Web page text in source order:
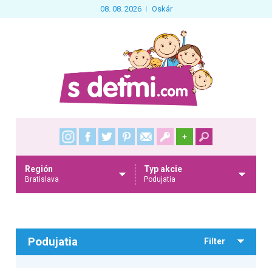
08. 08. 2026 Oskár
+
Región
Bratislava
Typ akcie
Podujatia
Podujatia Filter